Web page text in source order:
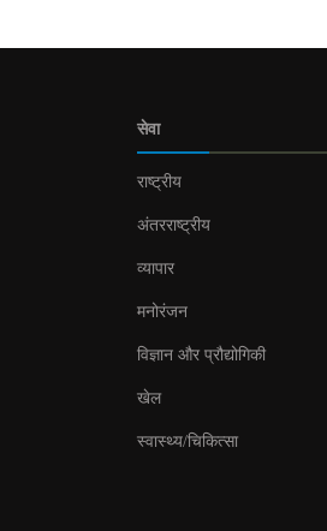
सेवा
राष्ट्रीय
अंतरराष्ट्रीय
व्यापार
मनोरंजन
विज्ञान और प्रौद्योगिकी
खेल
स्वास्थ्य/चिकित्सा